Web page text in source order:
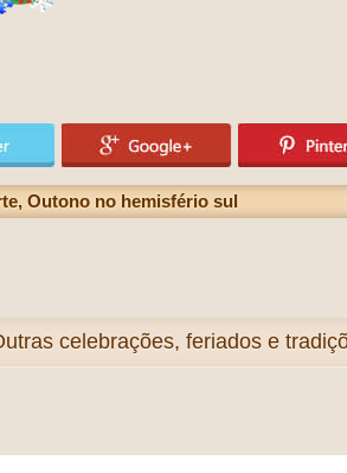
Outono no hemisfério sul
celebrações, feriados e